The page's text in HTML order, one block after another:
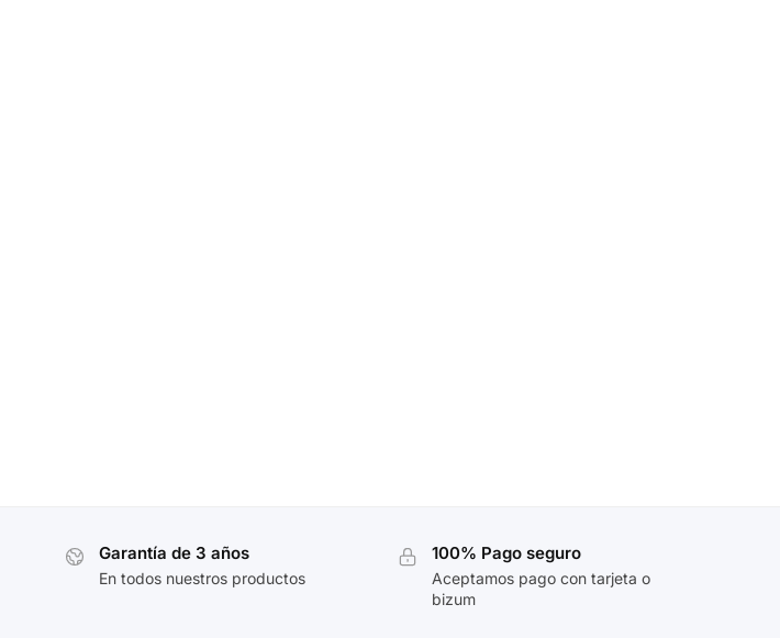
Garantía de 3 años
En todos nuestros productos
100% Pago seguro
Aceptamos pago con tarjeta o
bizum